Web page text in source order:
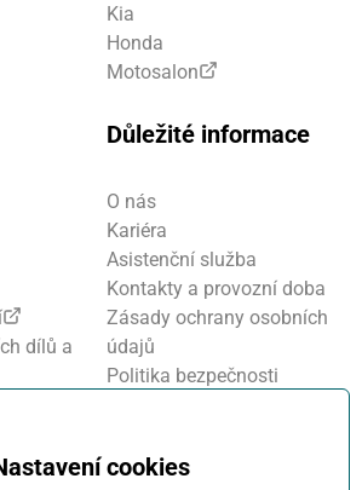
cookies
Kia
Honda
Motosalon
dílů a
Důležité informace
O nás
Kariéra
Asistenční služba
Kontakty a provozní doba
Zásady ochrany osobních
údajů
Politika bezpečnosti
Oznamovací systém